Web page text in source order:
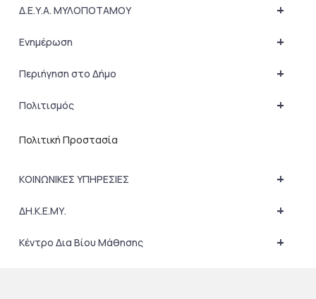
+
Δ.Ε.Υ.Α. ΜΥΛΟΠΟΤΑΜΟΥ
+
Ενημέρωση
+
Περιήγηση στο Δήμο
+
Πολιτισμός
Πολιτική Προστασία
+
ΚΟΙΝΩΝΙΚΕΣ ΥΠΗΡΕΣΙΕΣ
+
ΔΗ.Κ.Ε.ΜΥ.
+
Κέντρο Δια Βίου Μάθησης